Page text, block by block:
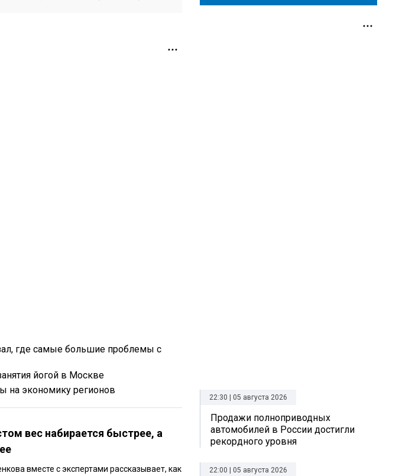
где самые большие проблемы с
йогой в Москве
на экономику регионов
вес набирается быстрее, а
вместе с экспертами рассказывает, как
22:30 | 05 августа 2026
Продажи полноприводных
автомобилей в России достигли
рекордного уровня
22:00 | 05 августа 2026